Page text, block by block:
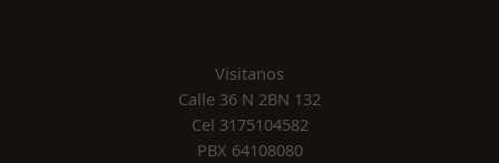
Visitanos
Calle 36 N 2BN 132
Cel 3175104582
PBX 64108080